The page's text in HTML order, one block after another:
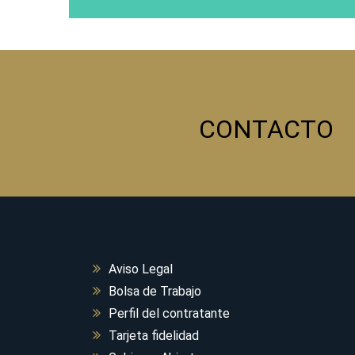
CONTACTO
Aviso Legal
Bolsa de Trabajo
Perfil del contratante
Tarjeta fidelidad